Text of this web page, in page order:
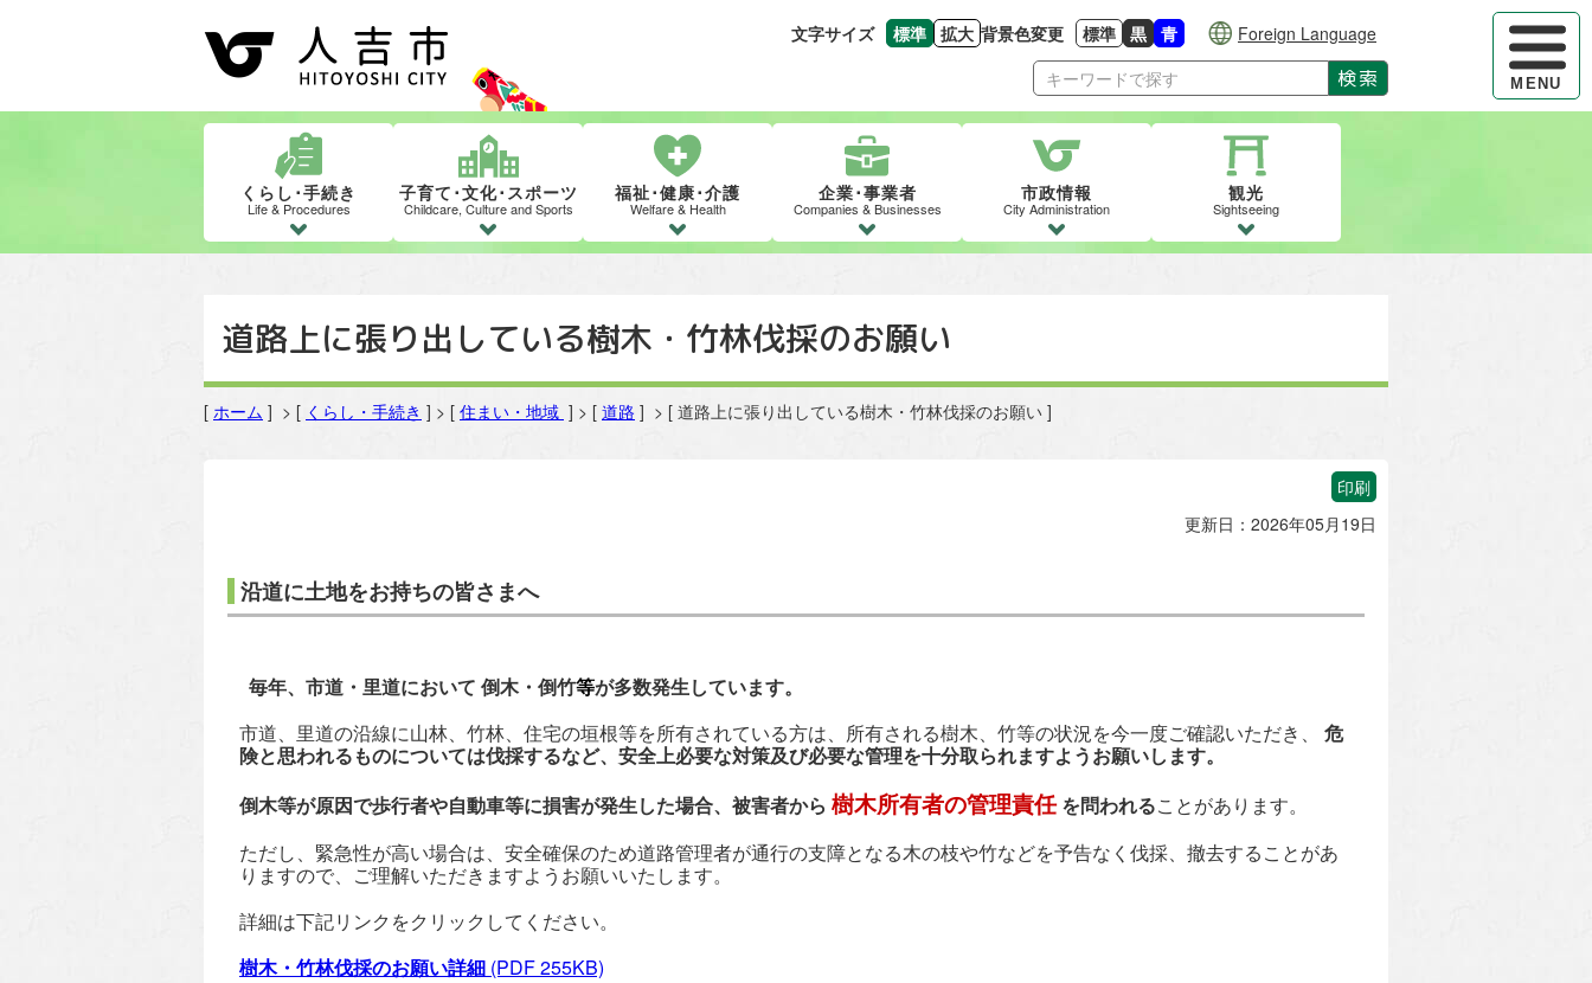
ハンバー
MENU
文字サイズ 標準
文字の大きさをもとの大きさに戻す
拡大
文字を大きくする
背景色変更 標準
背景色の変更：白
黒
背景色の変更：黒
青
背景色の変更：青
Foreign Language
検索
くらし･手続き
Life & Procedures
子育て･文化･スポーツ
Childcare, Culture and Sports
福祉･健康･介護
Welfare & Health
企業･事業者
Companies & Businesses
市政情報
City Administration
観光
Sightseeing
道路上に張り出している樹木・竹林伐採のお願い
[ ホーム ] > [ くらし・手続き ] > [ 住まい・地域 ] > [ 道路 ] > [ 道路上に張り出している樹木・竹林伐採のお願い ]
印刷
更新日：2026年05月19日
沿道に土地をお持ちの皆さまへ
毎年、市道・里道において 倒木・倒竹等が多数発生しています。
市道、里道の沿線に山林、竹林、住宅の垣根等を所有されている方は、所有される樹木、竹等の状況を今一度ご確認いただき、 危
険と思われるものについては伐採するなど、安全上必要な対策及び必要な管理を十分取られますようお願いします。
倒木等が原因で歩行者や自動車等に損害が発生した場合、被害者から 樹木所有者の管理責任 を問われることがあります。
ただし、緊急性が高い場合は、安全確保のため道路管理者が通行の支障となる木の枝や竹などを予告なく伐採、撤去することがあ
りますので、ご理解いただきますようお願いいたします。
詳細は下記リンクをクリックしてください。
樹木・竹林伐採のお願い詳細 (PDF 255KB)